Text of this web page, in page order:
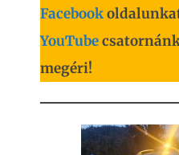
Facebook
YouTube
megéri!